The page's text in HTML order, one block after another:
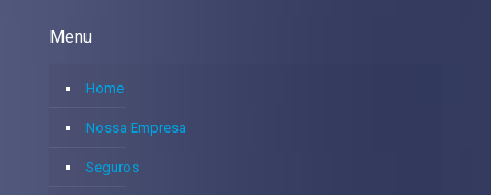
Menu
Home
Nossa Empresa
Seguros